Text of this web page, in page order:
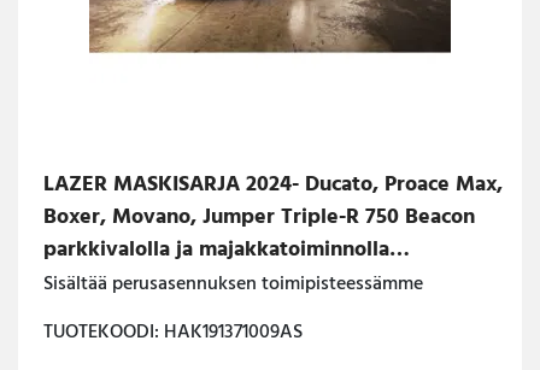
LAZER MASKISARJA 2024- Ducato, Proace Max,
Boxer, Movano, Jumper Triple-R 750 Beacon
parkkivalolla ja majakkatoiminnolla
ASENNETTUNA
Sisältää perusasennuksen toimipisteessämme
TUOTEKOODI: HAK191371009AS